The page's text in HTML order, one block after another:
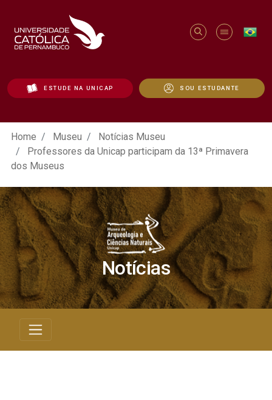
ESTUDE NA UNICAP SOU ESTUDANTE
Professores da Unicap participam da
Home Museu
Notícias Museu
Professores da Unicap participam da 13ª Primavera
dos Museus
Notícias